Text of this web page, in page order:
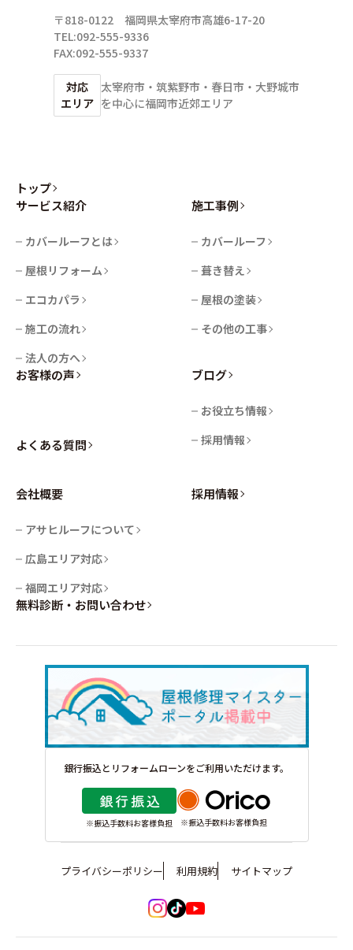
〒818-0122 福岡県太宰府市高雄6-17-20
TEL:092-555-9336
FAX:092-555-9337
対応
エリア
太宰府市・筑紫野市・春日市・大野城市
を中心に福岡市近郊エリア
トップ
サービス紹介
カバールーフとは
屋根リフォーム
エコカパラ
施工の流れ
法人の方へ
施工事例
カバールーフ
葺き替え
屋根の塗装
その他の工事
お客様の声
よくある質問
ブログ
お役立ち情報
採用情報
会社概要
アサヒルーフについて
広島エリア対応
福岡エリア対応
採用情報
無料診断・お問い合わせ
プライバシーポリシー 利用規約 サイトマップ
イ tiktokyoutube
銀行振込とリフォームローンをご利用いただけます。
※振込手数料お客様負担 ※振込手数料お客様負担